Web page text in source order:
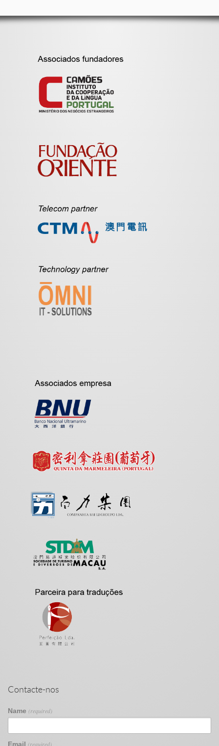
Contacte-nos
Name (required)
Email (required)